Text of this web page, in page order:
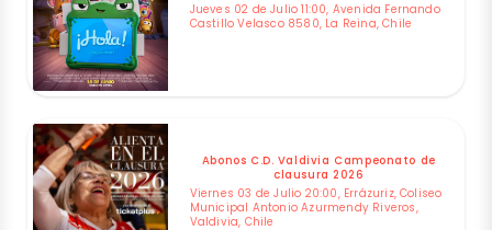
Jueves 02 de Julio 11:00, Avenida Fernando
Castillo Velasco 8580, La Reina, Chile
Abonos C.D. Valdivia Campeonato de
clausura 2026
Viernes 03 de Julio 20:00, Errázuriz, Coliseo
Municipal Antonio Azurmendy Riveros,
Valdivia, Chile